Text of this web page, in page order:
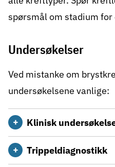
spørsmål om stadium for
Undersøkelser
Ved mistanke om
undersøkelsene vanlige:
Klinisk
Trippeldiagnostikk